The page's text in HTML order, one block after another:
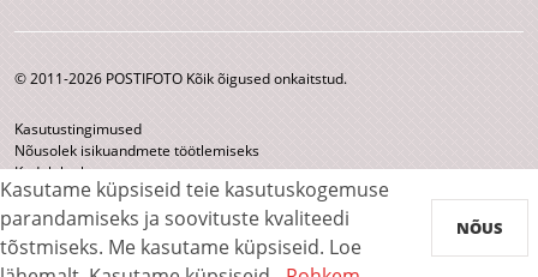
Kasutame küpsiseid teie kasutuskogemuse
parandamiseks ja soovituste kvaliteedi
tõstmiseks. Me kasutame küpsiseid. Loe
NÕUS
© 2011-2026 POSTIFOTO Kõik õigused onkaitstud.
Kasutustingimused
Nõusolek isikuandmete töötlemiseks
Kodulehe kaart
Makseviisid